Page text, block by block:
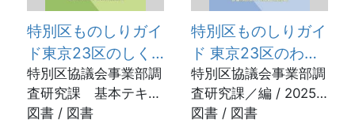
特別区ものしりガイ
ド東京23区のしく
み ユニーク自治体
のプロフィール 改
訂第7版
特別区協議会事業部調
査研究課 基本テキス
トプロジェクトチーム
図書 / 図書
特別区ものしりガイ
ド 東京23区のわく
ぐみ 法令から読み
解く制度の特例 改
訂第7版
特別区協議会事業部調
査研究課／編 / 2025
年12月
図書 / 図書